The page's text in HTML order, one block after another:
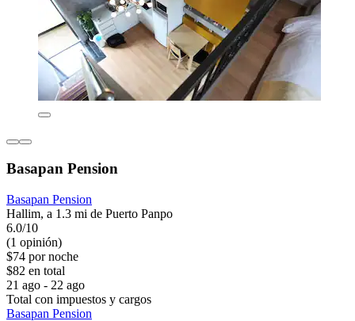
Basapan Pension
Basapan Pension
Hallim, a 1.3 mi de Puerto Panpo
6.0/10
(1 opinión)
$74 por noche
$82 en total
21 ago - 22 ago
Total con impuestos y cargos
Basapan Pension